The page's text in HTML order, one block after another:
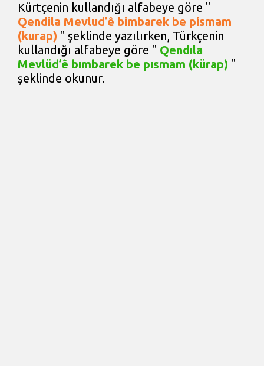
Kürtçenin kullandığı alfabeye göre "
Qendila Mevlud’ê bimbarek be pismam
(kurap) " şeklinde yazılırken, Türkçenin
kullandığı alfabeye göre " Qendıla
Mevlüd’ê bımbarek be pısmam (kürap) "
şeklinde okunur.